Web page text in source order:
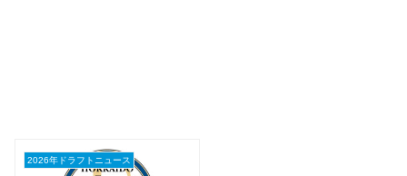
2026年ドラフトニュース